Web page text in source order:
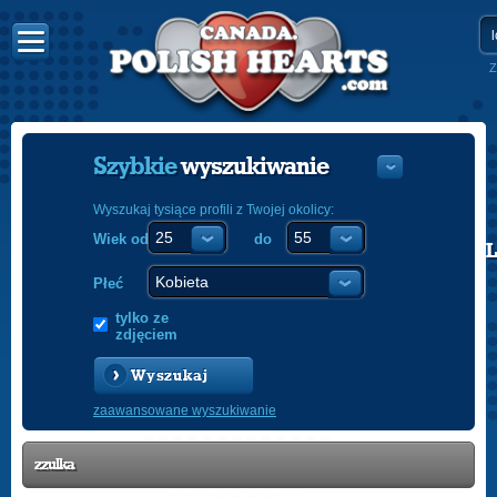
POLISH
Szybkiewyszukiwanie
Wyszukaj tysiące profili z Twojej okolicy:
Wiek od do
Płeć
tylko ze
zdjęciem
Wyszukaj
zaawansowane wyszukiwanie
zzulka